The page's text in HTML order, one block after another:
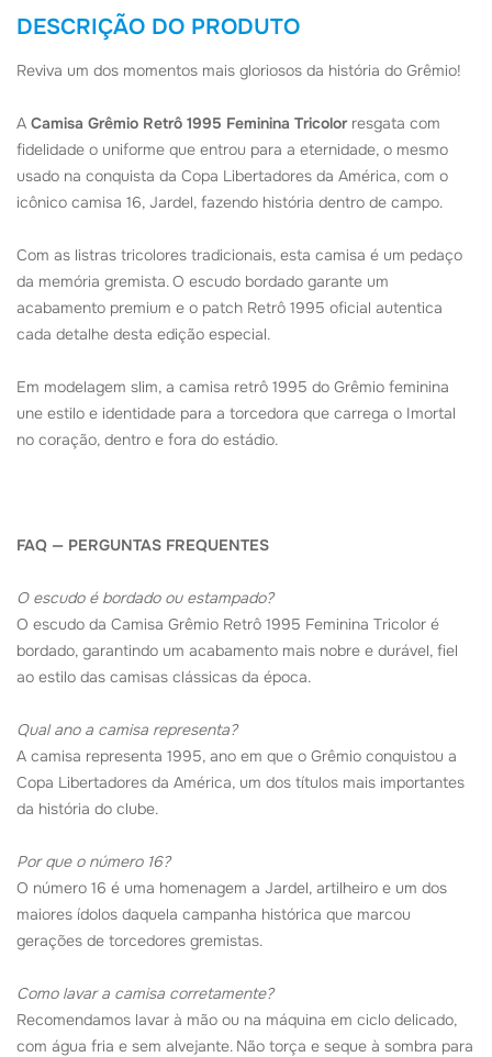
DESCRIÇÃO DO PRODUTO
Reviva um dos momentos mais gloriosos da história do Grêmio!
A Camisa Grêmio Retrô 1995 Feminina Tricolorresgata com
fidelidade o uniforme que entrou para a eternidade, o mesmo
usado na conquista da Copa Libertadores da América, com o
icônico camisa 16, Jardel, fazendo história dentro de campo.
Com as listras tricolores tradicionais, esta camisa é um pedaço
da memória gremista. O escudo bordado garante um
acabamento premium e o patch Retrô 1995 oficial autentica
cada detalhe desta edição especial.
Em modelagem slim, a camisa retrô 1995 do Grêmio feminina
une estilo e identidade para a torcedora que carrega o Imortal
no coração, dentro e fora do estádio.
FAQ — PERGUNTAS FREQUENTES
O escudo é bordado ou estampado?
O escudo da Camisa Grêmio Retrô 1995 Feminina Tricolor é
bordado, garantindo um acabamento mais nobre e durável, fiel
ao estilo das camisas clássicas da época.
Qual ano a camisa representa?
A camisa representa 1995, ano em que o Grêmio conquistou a
Copa Libertadores da América, um dos títulos mais importantes
da história do clube.
Por que o número 16?
O número 16 é uma homenagem a Jardel, artilheiro e um dos
maiores ídolos daquela campanha histórica que marcou
gerações de torcedores gremistas.
Como lavar a camisa corretamente?
Recomendamos lavar à mão ou na máquina em ciclo delicado,
com água fria e sem alvejante. Não torça e seque à sombra para